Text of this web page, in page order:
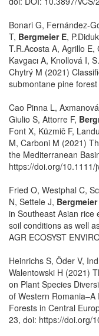
Bonari G, Fernández-
T, Bergmeier E,
T.R.Acosta A, Agrillo
Kavgacı A, Knollová I,
Chytrý M (2021)
submontane pine
Cao Pinna L,
Giulio S, Attorre F,
Font X, Küzmič F,
M, Carboni M (2021)
the Mediterranean
https://doi.org/10.1111/
Fried O, Westphal C,
N, Settele J, Bergmeier
in Southeast Asian rice
soil conditions as well
AGR ECOSYST
Heinrichs S, Öder V,
Walentowski H (2021)
on Plant Species
of Western Romania–A
Forests in Central
23, doi: https://doi.org/